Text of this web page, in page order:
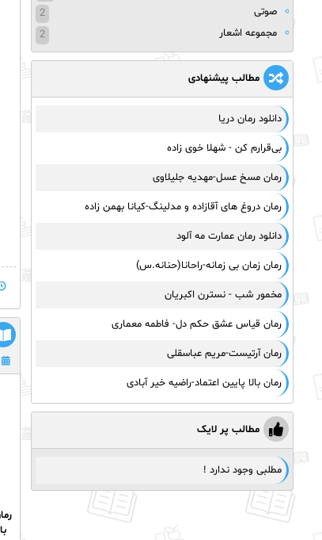
صوتی
2
مجموعه اشعار
2
مطالب پیشنهادی
دانلود رمان دریا
بی‌قرارم کن - شهلا خوی زاده
رمان مسخ عسل-مهدیه جلیلاوی
رمان دروغ های آقازاده و مدلینگ-کیانا بهمن زاده
دانلود رمان عمارت مه آلود
رمان زمان بی زمانه-راحانا(حنانه.س)
مخمور شب - نسترن اکبریان
رمان قیاس عشق حکم دل- فاطمه معماری
رمان آرتیست-مریم عباسقلی
رمان بالا پایین اعتماد-راضیه خیر آبادی
مطالب پر لایک
مطلبی وجود ندارد !